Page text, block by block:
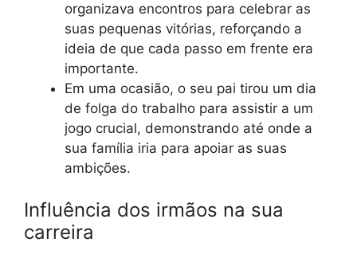
organizava encontros para celebrar as
suas pequenas vitórias, reforçando a
ideia de que cada passo em frente era
importante.
Em uma ocasião, o seu pai tirou um dia
de folga do trabalho para assistir a um
jogo crucial, demonstrando até onde a
sua família iria para apoiar as suas
ambições.
Influência dos irmãos na sua
carreira